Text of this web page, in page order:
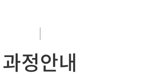
과정안내